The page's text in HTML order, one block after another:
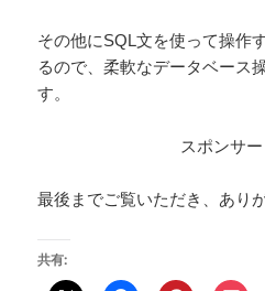
その他にSQL文を使って操作
るので、柔軟なデータベース
す。
スポンサ
最後までご覧いただき、あり
共有: